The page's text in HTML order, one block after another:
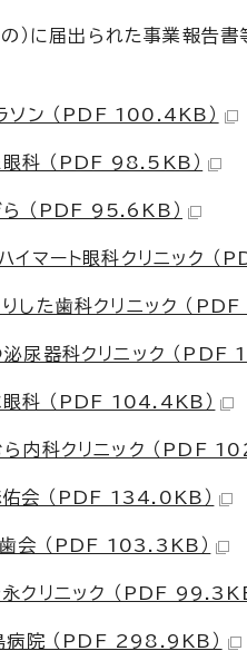
に届出られた事業報告
ン （PDF 100.4KB）
科 （PDF 98.5KB）
（PDF 95.6KB）
ート眼科クリニック （
た歯科クリニック （
器科クリニック （PDF
科 （PDF 104.4KB）
科クリニック （PDF
会 （PDF 134.0KB）
会 （PDF 103.3KB）
リニック （PDF 99.3KB
院 （PDF 298.9KB）